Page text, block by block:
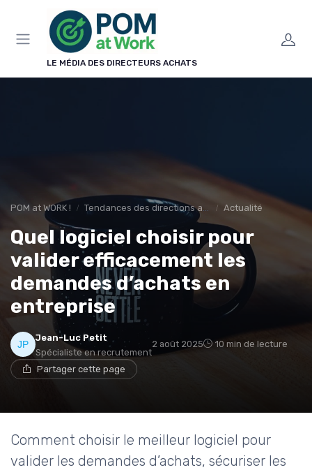
LE MÉDIA DES DIRECTEURS ACHATS
POM at WORK ! Tendances des directions achats Actualité
Quel logiciel choisir pour
valider efficacement les
demandes d’achats en
entreprise
Jean-Luc Petit
Spécialiste en recrutement
2 août 2025 10 min de lecture
Partager cette page
Comment choisir le meilleur logiciel pour
valider les demandes d’achats, sécuriser les
Panneau de gestion des cookies